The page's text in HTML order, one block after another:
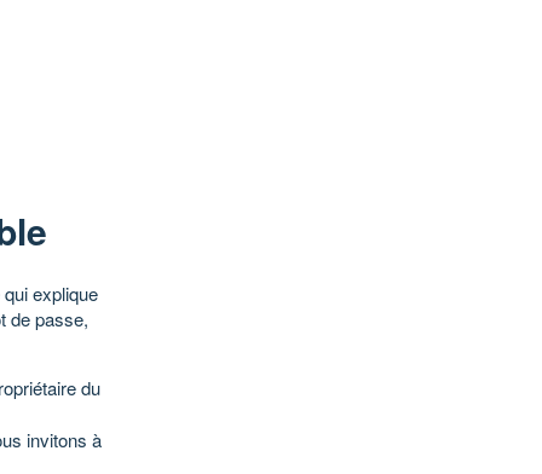
explique
de passe,
du
invitons à